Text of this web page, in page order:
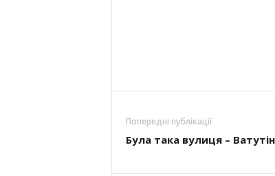
Попередні публікації
Була така вулиця –